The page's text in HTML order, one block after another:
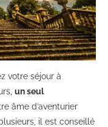
votre séjour à
un seul
âme d’aventurier
il est conseillé